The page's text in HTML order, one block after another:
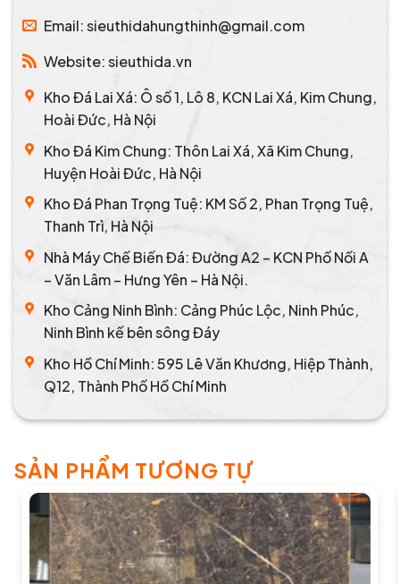
Email: sieuthidahungthinh@gmail.com
Website: sieuthida.vn
Kho Đá Lai Xá: Ô số 1, Lô 8, KCN Lai Xá, Kim Chung,
Hoài Đức, Hà Nội
Kho Đá Kim Chung: Thôn Lai Xá, Xã Kim Chung,
Huyện Hoài Đức, Hà Nội
Kho Đá Phan Trọng Tuệ: KM Số 2, Phan Trọng Tuệ,
Thanh Trì, Hà Nội
Nhà Máy Chế Biến Đá: Đường A2 – KCN Phố Nối A
– Văn Lâm – Hưng Yên – Hà Nội.
Kho Cảng Ninh Bình: Cảng Phúc Lộc, Ninh Phúc,
Ninh Bình kế bên sông Đáy
Kho Hồ Chí Minh: 595 Lê Văn Khương, Hiệp Thành,
Q12, Thành Phố Hồ Chí Minh
SẢN PHẨM TƯƠNG TỰ